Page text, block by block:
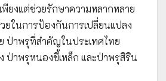
ยงแต่ช่วยรักษาความหลากหลาย
ยในการป้องกันการเปลี่ยนแปลง
ป่าพรุที่สำคัญในประเทศไทย
ป่าพรุหนองขี้เหล็ก และป่าพรุสิริน